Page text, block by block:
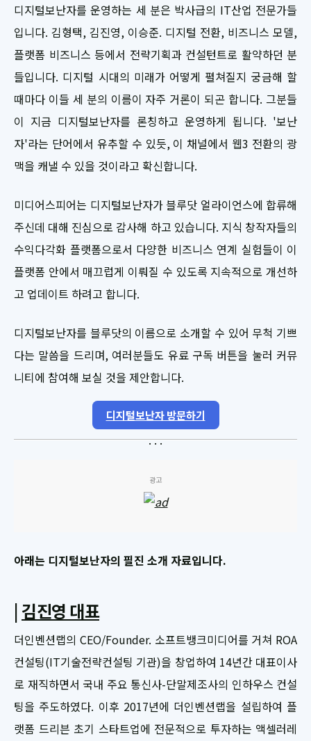
디지털보난자를 운영하는 세 분은 박사급의 IT산업 전문가들
입니다. 김형택, 김진영, 이승준. 디지털 전환, 비즈니스 모델,
플랫폼 비즈니스 등에서 전략기획과 컨설턴트로 활약하던 분
들입니다. 디지털 시대의 미래가 어떻게 펼쳐질지 궁금해 할
때마다 이들 세 분의 이름이 자주 거론이 되곤 합니다. 그분들
이 지금 디지털보난자를 론칭하고 운영하게 됩니다. '보난
자'라는 단어에서 유추할 수 있듯, 이 채널에서 웹3 전환의 광
맥을 캐낼 수 있을 것이라고 확신합니다.
미디어스피어는 디지털보난자가 블루닷 얼라이언스에 합류해
주신데 대해 진심으로 감사해 하고 있습니다. 지식 창작자들의
수익다각화 플랫폼으로서 다양한 비즈니스 연계 실험들이 이
플랫폼 안에서 매끄럽게 이뤄질 수 있도록 지속적으로 개선하
고 업데이트 하려고 합니다.
디지털보난자를 블루닷의 이름으로 소개할 수 있어 무척 기쁘
다는 말씀을 드리며, 여러분들도 유료 구독 버튼을 눌러 커뮤
니티에 참여해 보실 것을 제안합니다.
디지털보난자 방문하기
광고
아래는 디지털보난자의 필진 소개 자료입니다.
| 김진영 대표
더인벤션랩의 CEO/Founder. 소프트뱅크미디어를 거쳐 ROA
컨설팅(IT기술전략컨설팅 기관)을 창업하여 14년간 대표이사
로 재직하면서 국내 주요 통신사-단말제조사의 인하우스 컨설
팅을 주도하였다. 이후 2017년에 더인벤션랩을 설립하여 플
랫폼 드리븐 초기 스타트업에 전문적으로 투자하는 액셀러레